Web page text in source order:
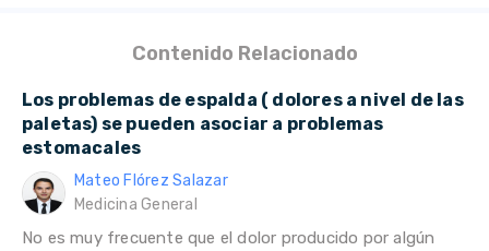
Contenido Relacionado
Los problemas de espalda ( dolores a nivel de las
paletas) se pueden asociar a problemas
estomacales
Mateo Flórez Salazar
Medicina General
No es muy frecuente que el dolor producido por algún